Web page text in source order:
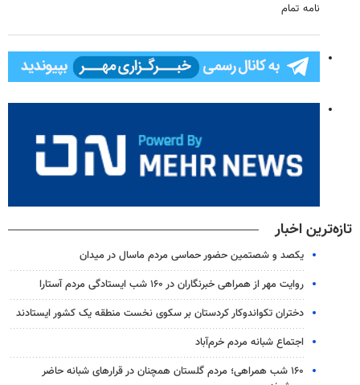
نامه تمام
تازه‌ترین اخبار
یکصد و شصتمین حضور حماسی مردم ماسال در میدان
روایت مهر از همراهی خبرنگاران در ۱۶۰ شب ایستادگی مردم آستارا
دختران تکواندوکار کردستان بر سکوی نخست منطقه یک کشور ایستادند
اجتماع شبانه مردم خرم‌آباد
۱۶۰ شب همراهی؛ مردم گلستان همچنان در قرارهای شبانه حاضر